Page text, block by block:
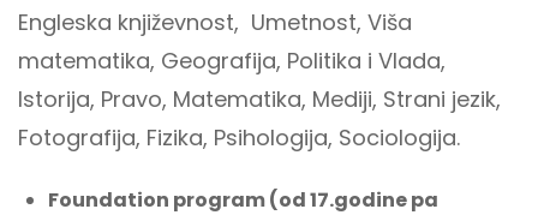
Engleska književnost, Umetnost, Viša
matematika, Geografija, Politika i Vlada,
Istorija, Pravo, Matematika, Mediji, Strani jezik,
Fotografija, Fizika, Psihologija, Sociologija.
Foundation program (od 17.godine pa